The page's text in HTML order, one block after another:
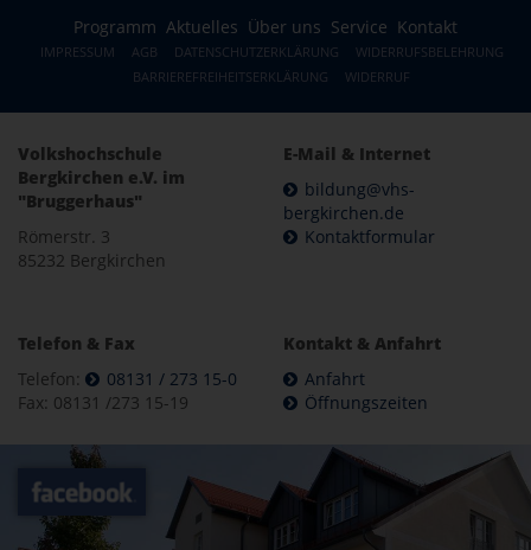
Programm Aktuelles Über uns Service Kontakt
IMPRESSUM AGB DATENSCHUTZERKLÄRUNG
WIDERRUFSBELEHRUNG
BARRIEREFREIHEITSERKLÄRUNG
WIDERRUF
Volkshochschule
Bergkirchen e.V. im
"Bruggerhaus"
Römerstr. 3
85232 Bergkirchen
E-Mail & Internet
bildung@vhs-
bergkirchen.de
Kontaktformular
Telefon & Fax
Telefon:
08131 / 273 15-0
Fax: 08131 /273 15-19
Kontakt & Anfahrt
Anfahrt
Öffnungszeiten